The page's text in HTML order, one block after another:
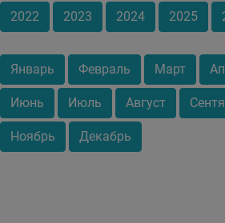
2022 2023 2024 2025
Январь Февраль Март
Июнь Июль Август
Ноябрь Декабрь